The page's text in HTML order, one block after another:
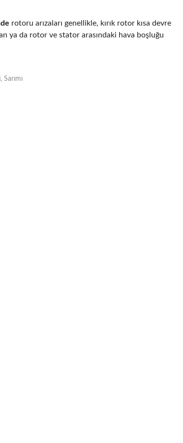
rotoru arızaları genellikle, kırık rotor kısa devre
ya da rotor ve stator arasındaki hava boşluğu